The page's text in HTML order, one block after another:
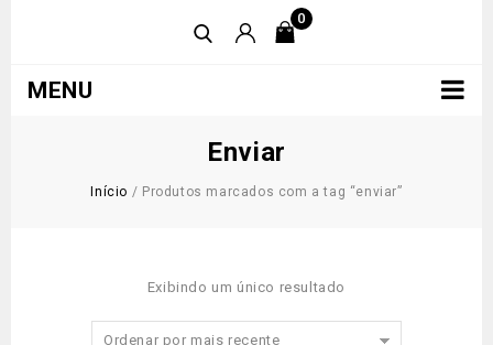
0
MENU
Enviar
Início / Produtos marcados com a tag “enviar”
Exibindo um único resultado
Ordenar por mais recente